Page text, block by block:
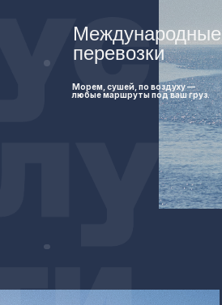
Международные
перевозки
Морем, сушей, по воздуху —
любые маршруты под ваш груз.